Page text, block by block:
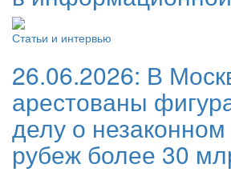
Статьи и интервью
26.06.2026: В
арестованы
делу о
рубеж более 30